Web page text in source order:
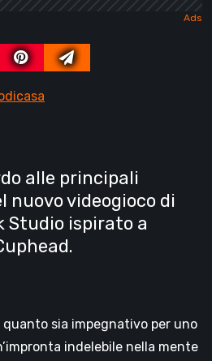
alle principali
videogioco di
Studio ispirato a
quanto sia impegnativo per uno
indelebile nella mente